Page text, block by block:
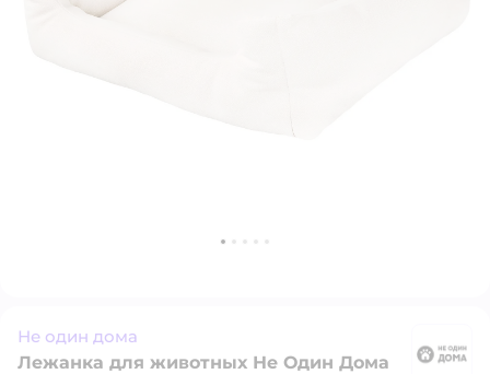
Не один дома
Лежанка для животных Не Один Дома